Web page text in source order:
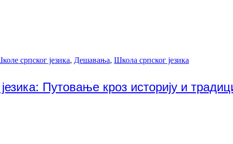
српског језика, Дешавања, Школа српског језика
Путовање кроз историју и